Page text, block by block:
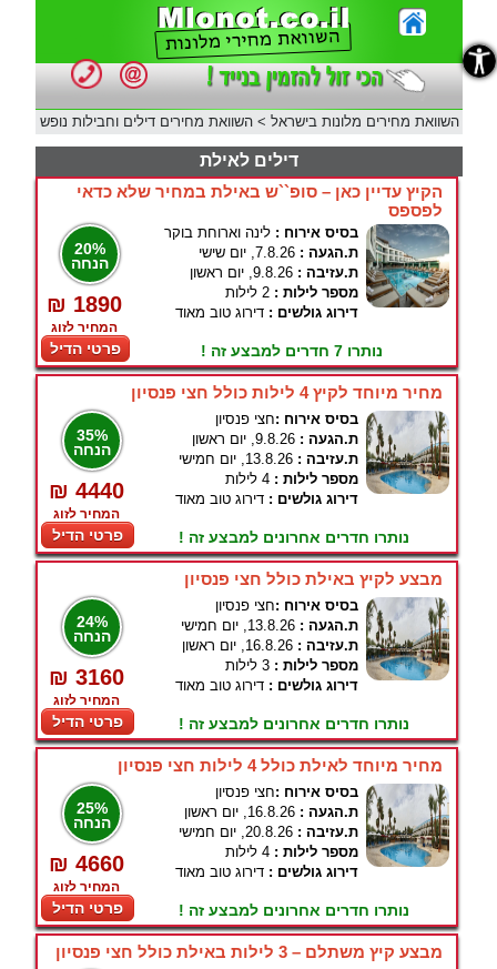
השוואת מחירים מלונות בישראל > השוואת מחירים דילים וחבילות נופש
דילים לאילת
הקיץ עדיין כאן – סופ``ש באילת במחיר שלא כדאי
לפספס
20%
הנחה
₪ 1890
המחיר לזוג
פרטי הדיל
בסיס אירוח : לינה וארוחת בוקר
ת.הגעה : 7.8.26, יום שישי
ת.עזיבה : 9.8.26, יום ראשון
מספר לילות : 2 לילות
דירוג גולשים : דירוג טוב מאוד
נותרו 7 חדרים למבצע זה !
מחיר מיוחד לקיץ 4 לילות כולל חצי פנסיון
35%
הנחה
₪ 4440
המחיר לזוג
פרטי הדיל
בסיס אירוח :חצי פנסיון
ת.הגעה : 9.8.26, יום ראשון
ת.עזיבה : 13.8.26, יום חמישי
מספר לילות : 4 לילות
דירוג גולשים : דירוג טוב מאוד
נותרו חדרים אחרונים למבצע זה !
מבצע לקיץ באילת כולל חצי פנסיון
24%
הנחה
₪ 3160
המחיר לזוג
פרטי הדיל
בסיס אירוח :חצי פנסיון
ת.הגעה : 13.8.26, יום חמישי
ת.עזיבה : 16.8.26, יום ראשון
מספר לילות : 3 לילות
דירוג גולשים : דירוג טוב מאוד
נותרו חדרים אחרונים למבצע זה !
מחיר מיוחד לאילת כולל 4 לילות חצי פנסיון
25%
הנחה
₪ 4660
המחיר לזוג
פרטי הדיל
בסיס אירוח :חצי פנסיון
ת.הגעה : 16.8.26, יום ראשון
ת.עזיבה : 20.8.26, יום חמישי
מספר לילות : 4 לילות
דירוג גולשים : דירוג טוב מאוד
נותרו חדרים אחרונים למבצע זה !
מבצע קיץ משתלם – 3 לילות באילת כולל חצי פנסיון
נגישות